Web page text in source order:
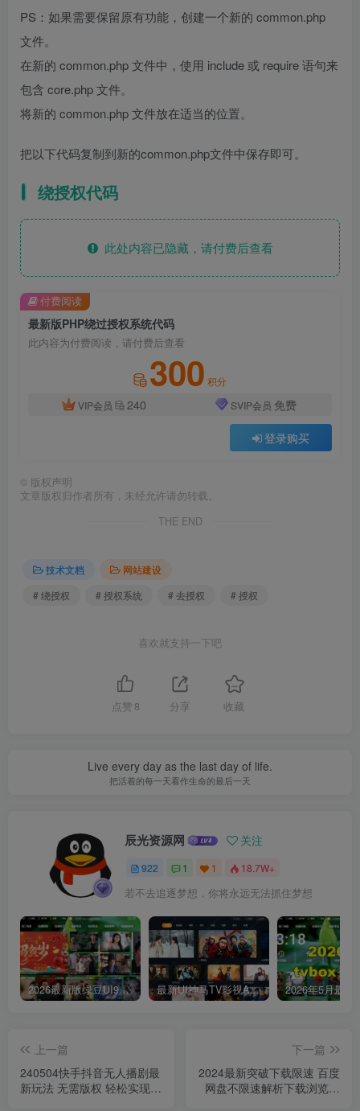
PS：如果需要保留原有功能，创建一个新的 common.php
文件。
在新的 common.php 文件中，使用 include 或 require 语句来
包含 core.php 文件。
将新的 common.php 文件放在适当的位置。
把以下代码复制到新的common.php文件中保存即可。
绕授权代码
此处内容已隐藏，请付费后查看
最新版PHP绕过授权系统代码
此内容为付费阅读，请付费后查看
300 积分
VIP会员
240 SVIP会员 免费
登录购买
付费阅读
© 版权声明
文章版权归作者所有，未经允许请勿转载。
THE END
技术文档
网站建设
# 绕授权
# 授权系统 # 去授权 # 授权
喜欢就支持一下吧
点赞 8 分享 收藏
Live every day as the last day of life.
把活着的每一天看作生命的最后一天
辰光资源网 关注
922 1 1 18.7W+
若不去追逐梦想，你将永远无法抓住梦想
2026最新版绿豆UI9双端影视APP源码 最新UI神马TV影视APP源码 乐檬影视苹果CMS后台 包含前后端源码
上一篇
240504快手抖音无人播剧最
新玩法 无需版权 轻松实现躺
下一篇
2024最新突破下载限速 百度
网盘不限速解析下载浏览器